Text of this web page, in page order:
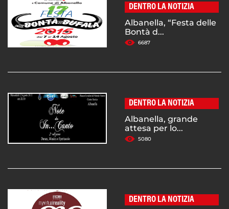
DENTRO LA NOTIZIA
Albanella, “Festa delle
Bontà d...
6687
DENTRO LA NOTIZIA
Albanella, grande
attesa per lo...
5080
DENTRO LA NOTIZIA